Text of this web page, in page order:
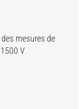
mesures de
V